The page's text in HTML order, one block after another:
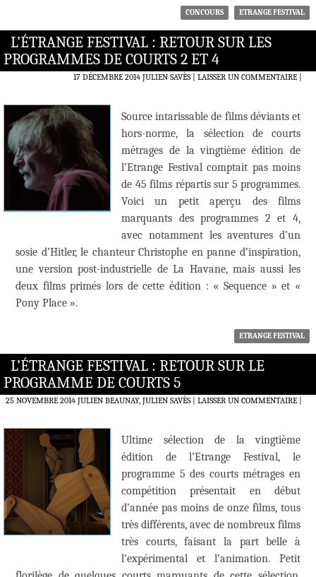
CONCOURS ETRANGE FESTIVAL
L’ÉTRANGE FESTIVAL : RETOUR SUR LES
PROGRAMMES DE COURTS 2 ET 4
17 DÉCEMBRE 2014 JULIEN SAVÈS LAISSER UN COMMENTAIRE|
Source intarissable de films déviants et
hors-norme, la sélection de courts
métrages de la vingtième édition de
l’Etrange Festival comptait pas moins
de 45 films répartis sur 5 programmes.
Voici un petit aperçu des films
marquants des programmes 2 et 4,
avec notamment les aventures d’un
sosie d’Hitler, le chanteur Christophe en panne d’inspiration,
une version post-industrielle de La Havane, mais aussi les
deux films primés lors de cette édition : « Sequence » et «
Pony Place ».
ETRANGE FESTIVAL
L’ÉTRANGE FESTIVAL : RETOUR SUR LE
PROGRAMME DE COURTS 5
25 NOVEMBRE 2014 JULIEN BEAUNAY, JULIEN SAVÈS LAISSER UN COMMENTAIRE|
Ultime sélection de la vingtième
édition de l’Etrange Festival, le
programme 5 des courts métrages en
compétition présentait en début
d’année pas moins de onze films, tous
très différents, avec de nombreux films
très courts, faisant la part belle à
l’expérimental et l’animation. Petit